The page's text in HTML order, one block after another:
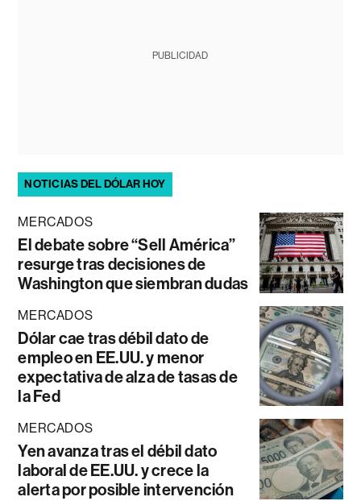
PUBLICIDAD
NOTICIAS DEL DÓLAR HOY
MERCADOS
El debate sobre “Sell América”
resurge tras decisiones de
Washington que siembran dudas
MERCADOS
Dólar cae tras débil dato de
empleo en EE.UU. y menor
expectativa de alza de tasas de
la Fed
MERCADOS
Yen avanza tras el débil dato
laboral de EE.UU. y crece la
alerta por posible intervención